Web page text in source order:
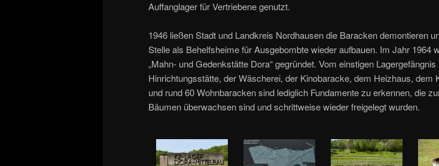
Auffanglager für Vertriebene genutzt.
1946 ließen Stadt und Landkreis Nordhausen die Baracken demontieren
Stelle als Behelfsheime für Ausgebombte wieder aufbauen. Im Jahr 1964
„Mahn- und Gedenkstätte Dora“ gegründet. Vom einstigen
Hinrichtungsstätte, der Wäscherei, der Kinobaracke, dem Heizhaus, dem
und rund 60 Wohnbaracken sind lediglich Fundamente zu erkennen, die
Bäumen überwachsen sind und schrittweise wieder freigelegt wurden.